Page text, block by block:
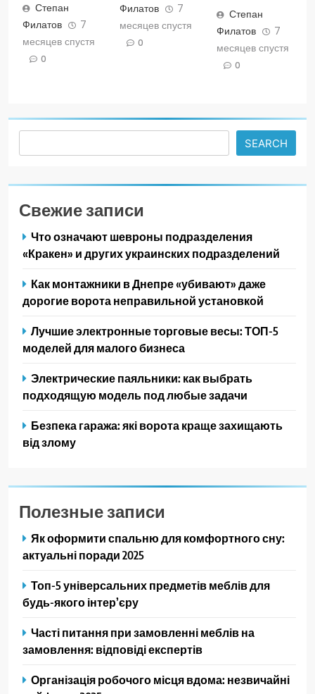
Степан
Филатов
7
месяцев спустя
0
Филатов
7
месяцев спустя
0
Степан
Филатов
7
месяцев спустя
0
SEARCH
Свежие записи
Что означают шевроны подразделения
«Кракен» и других украинских подразделений
Как монтажники в Днепре «убивают» даже
дорогие ворота неправильной установкой
Лучшие электронные торговые весы: ТОП-5
моделей для малого бизнеса
Электрические паяльники: как выбрать
подходящую модель под любые задачи
Безпека гаража: які ворота краще захищають
від злому
Полезные записи
Як оформити спальню для комфортного сну:
актуальні поради 2025
Топ-5 універсальних предметів меблів для
будь-якого інтер’єру
Часті питання при замовленні меблів на
замовлення: відповіді експертів
Організація робочого місця вдома: незвичайні